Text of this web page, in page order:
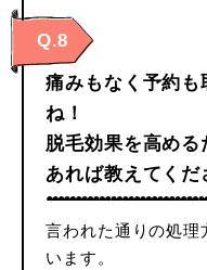
Q.8
痛みもなく予約
ね！
脱毛効果を高め
あれば教えてくだ
言われた通りの処理
います。